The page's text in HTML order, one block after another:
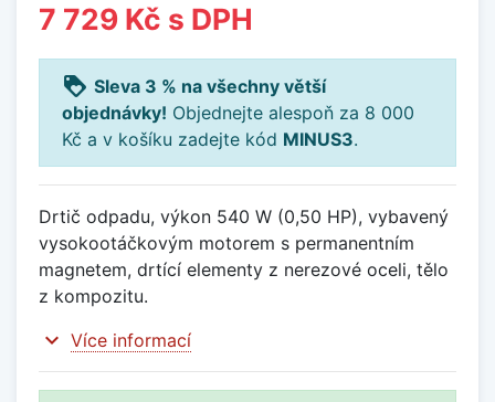
7 729 Kč s DPH
loyalty Sleva 3 % na všechny větší
objednávky! Objednejte alespoň za 8 000
Kč a v košíku zadejte kód MINUS3.
Drtič odpadu, výkon 540 W (0,50 HP), vybavený
vysokootáčkovým motorem s permanentním
magnetem, drtící elementy z nerezové oceli, tělo
z kompozitu.
expand_more Více informací